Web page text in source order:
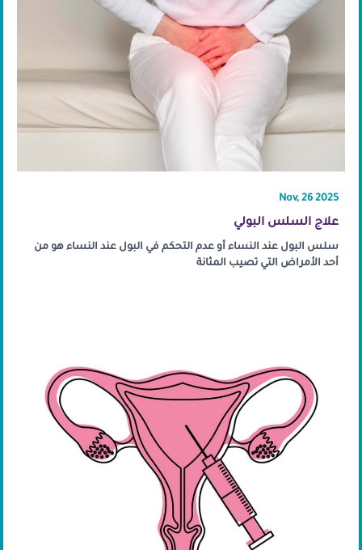
Nov, 26 2025
علاج السلس البولي
سلس البول عند النساء أو عدم التحكم في البول عند النساء هو من
أحد الأمراض التي تصيب المثانة